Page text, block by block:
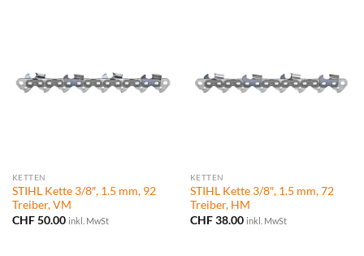
KETTEN
STIHL Kette 3/8″, 1.5 mm, 92
Treiber, VM
CHF50.00 inkl. MwSt
KETTEN
STIHL Kette 3/8″, 1.5 mm, 72
Treiber, HM
CHF38.00 inkl. MwSt